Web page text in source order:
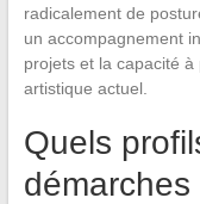
radicalement de
un accompagnement
projets et la capacité
artistique actuel.
Quels